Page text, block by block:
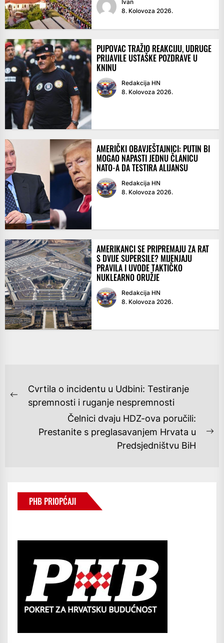
Ivan
8. Kolovoza 2026.
PUPOVAC TRAŽIO REAKCIJU, UDRUGE
PRIJAVILE USTAŠKE POZDRAVE U
KNINU
Redakcija HN
8. Kolovoza 2026.
AMERIČKI OBAVJEŠTAJNICI: PUTIN BI
MOGAO NAPASTI JEDNU ČLANICU
NATO-A DA TESTIRA ALIJANSU
Redakcija HN
8. Kolovoza 2026.
AMERIKANCI SE PRIPREMAJU ZA RAT
S DVIJE SUPERSILE? MIJENJAJU
PRAVILA I UVODE TAKTIČKO
NUKLEARNO ORUŽJE
Redakcija HN
8. Kolovoza 2026.
NAVIGACIJA
OBJAVA
Previous
Cvrtila o incidentu u Udbini: Testiranje
spremnosti i ruganje nespremnosti
Čelnici dvaju HDZ-ova poručili:
Prestanite s preglasavanjem Hrvata u
Predsjedništvu BiH
PHB PRIOPĆAJI